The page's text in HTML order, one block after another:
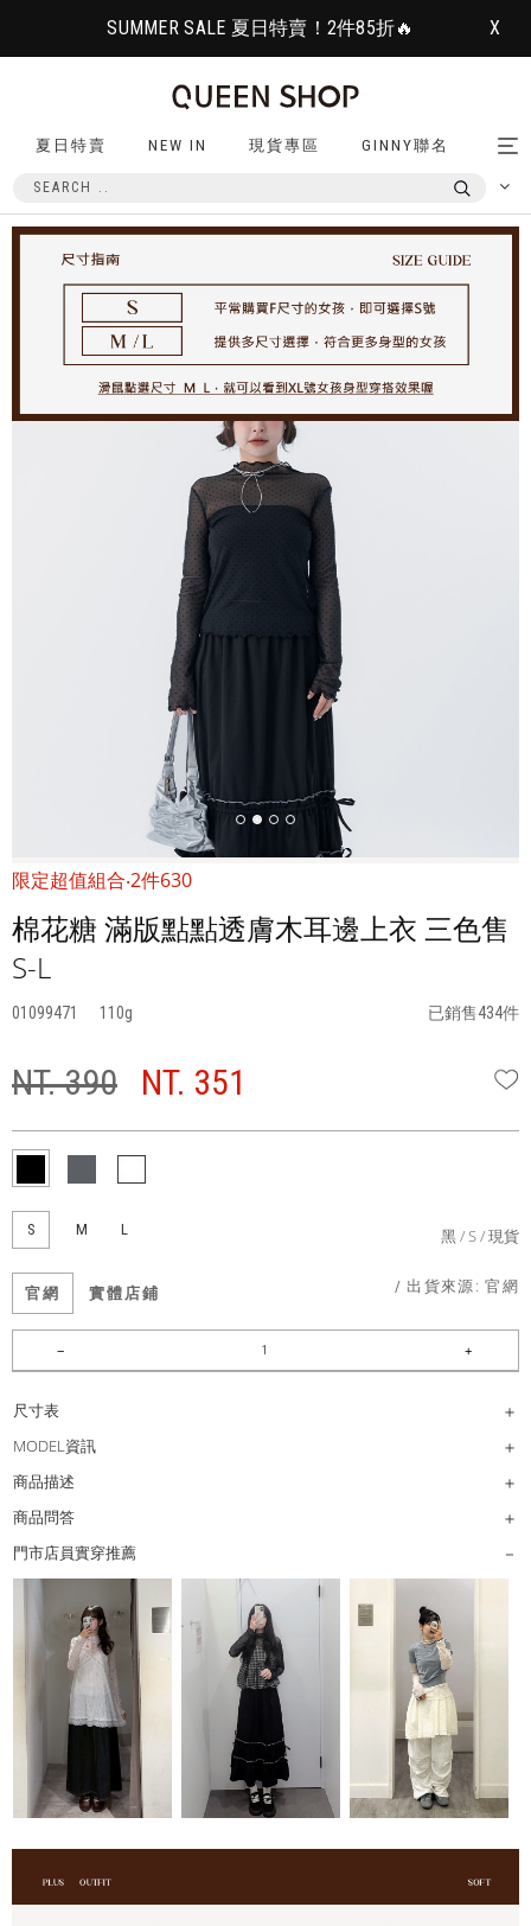
SUMMER SALE 夏日特賣！2件85折🔥 X
夏日特賣 NEW IN 現貨專區 GINNY聯名
限定超值組合‧2件630
棉花糖 滿版點點透膚木耳邊上衣 三色售
S-L
01099471 110 已銷售434件
NT. 390 NT. 351
S M L 黑 S 現貨
官網 實體店鋪 / 出貨來源:官網
尺寸表
MODEL資訊
商品描述
商品問答
門市店員實穿推薦